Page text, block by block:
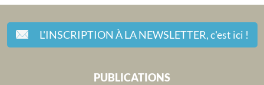
L'INSCRIPTION À LA NEWSLETTER,c'est ici !
PUBLICATIONS